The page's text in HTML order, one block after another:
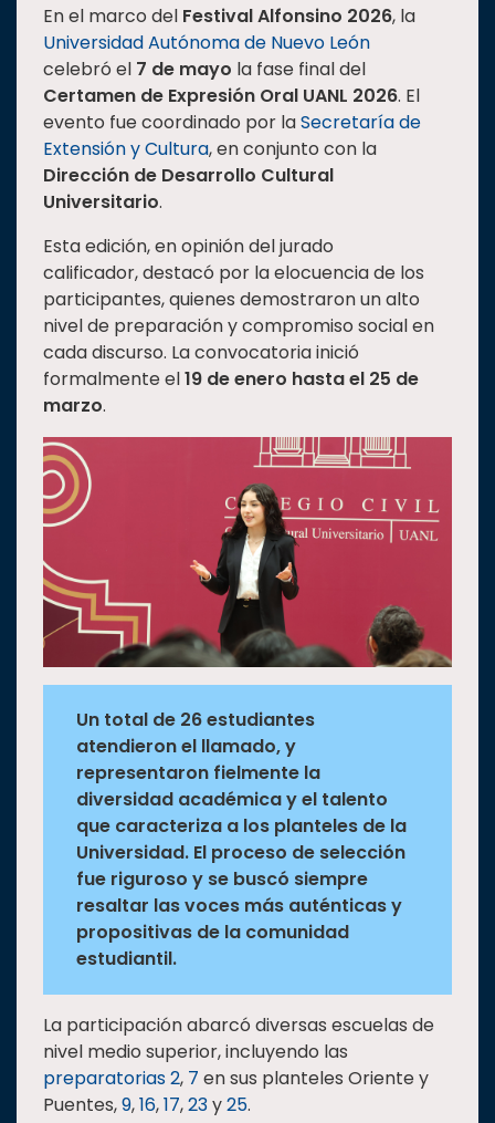
TEMAS
Oferta
educativa
Estudiantes
Rectoría
Investigación
Internacionalización
Responsabilidad
social
Vinculación
Historia
Nacional
En el marco del Festival Alfonsino 2026, la
Universidad Autónoma de Nuevo León
celebró el 7 de mayo la fase final del
Certamen de Expresión Oral UANL 2026. El
evento fue coordinado por laSecretaría de
Extensión y Cultura, en conjunto con la
Dirección de Desarrollo Cultural
Universitario.
Esta edición, en opinión del jurado
calificador, destacó por la elocuencia de los
participantes, quienes demostraron un alto
nivel de preparación y compromiso social en
cada discurso. La convocatoria inició
formalmente el19 de enero hasta el 25 de
marzo.
Un total de 26 estudiantes
atendieron el llamado, y
representaron fielmente la
diversidad académica y el talento
que caracteriza a los planteles de la
Universidad. El proceso de selección
fue riguroso y se buscó siempre
resaltar las voces más auténticas y
propositivas de la comunidad
estudiantil.
La participación abarcó diversas escuelas de
nivel medio superior, incluyendo las
preparatorias 2, 7 en sus planteles Oriente y
Puentes,9,16,17,23y25.